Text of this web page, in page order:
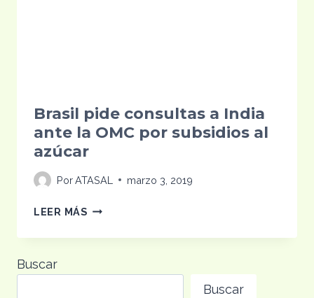
Brasil pide consultas a India
ante la OMC por subsidios al
azúcar
PorATASAL marzo 3, 2019
LEER MÁSBRASIL
CONSULTAS
INDIA
Buscar
Buscar